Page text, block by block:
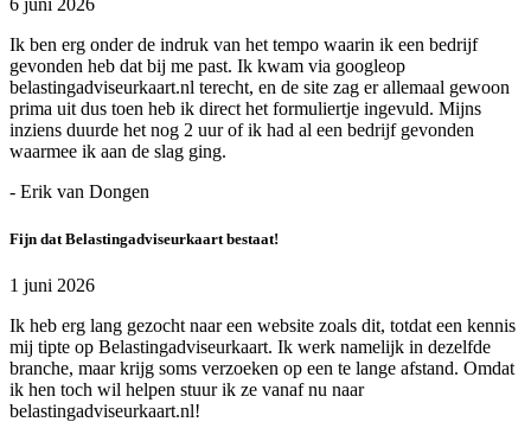
6 juni 2026
Ik ben erg onder de indruk van het tempo waarin ik een bedrijf
gevonden heb dat bij me past. Ik kwam via googleop
belastingadviseurkaart.nl terecht, en de site zag er allemaal gewoon
prima uit dus toen heb ik direct het formuliertje ingevuld. Mijns
inziens duurde het nog 2 uur of ik had al een bedrijf gevonden
waarmee ik aan de slag ging.
- Erik van Dongen
Fijn dat Belastingadviseurkaart bestaat!
1 juni 2026
Ik heb erg lang gezocht naar een website zoals dit, totdat een kennis
mij tipte op Belastingadviseurkaart. Ik werk namelijk in dezelfde
branche, maar krijg soms verzoeken op een te lange afstand. Omdat
ik hen toch wil helpen stuur ik ze vanaf nu naar
belastingadviseurkaart.nl!